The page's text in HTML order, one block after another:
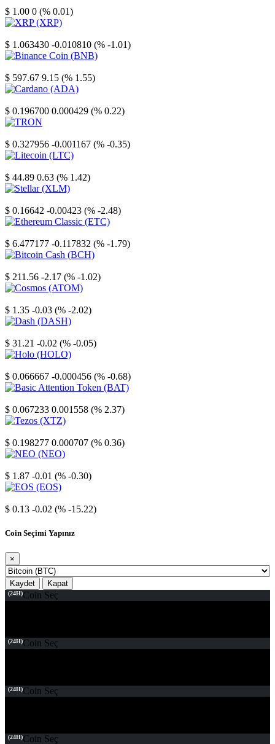
$ 1.00 0 (% 0.01)
$ 1.063430 -0.010810 (% -1.01)
$ 597.67 9.15 (% 1.55)
$ 0.196700 0.000429 (% 0.22)
$ 0.327956 -0.001167 (% -0.35)
$ 44.89 0.63 (% 1.42)
$ 0.16642 -0.00423 (% -2.48)
$ 6.477177 -0.117832 (% -1.79)
$ 211.56 -2.17 (% -1.02)
$ 1.35 -0.03 (% -2.02)
$ 31.21 -0.02 (% -0.05)
$ 0.066667 -0.000456 (% -0.68)
$ 0.067233 0.001558 (% 2.37)
$ 0.198277 0.000707 (% 0.36)
$ 1.87 -0.01 (% -0.30)
$ 0.13 -0.02 (% -15.22)
Coin Seçimi Yapınız
×
Kaydet Kapat
(24H)Coin Seç
(24H)Coin Seç
(24H)Coin Seç
(24H)Coin Seç